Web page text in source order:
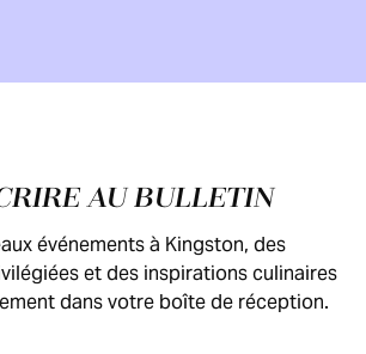
AU BULLETIN
événements à Kingston, des
et des inspirations culinaires
dans votre boîte de réception.